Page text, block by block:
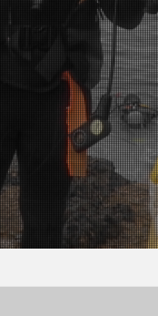
エルアンコウ
クマドリ
シ クリスマス
ク
イカイ
ゲッコウスズメダ
コウリンハナダイ
コ
ワハンミョウ
ゴマフビロ
サイクリング
サガミリ
シ サメ サヨリの
滝 シテンヤッコ
ジ
ツアー シュノーケリン